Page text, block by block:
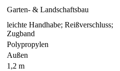
Garten- & Landschaftsbau
leichte Handhabe; Reißverschluss;
Zugband
Polypropylen
Außen
1,2 m